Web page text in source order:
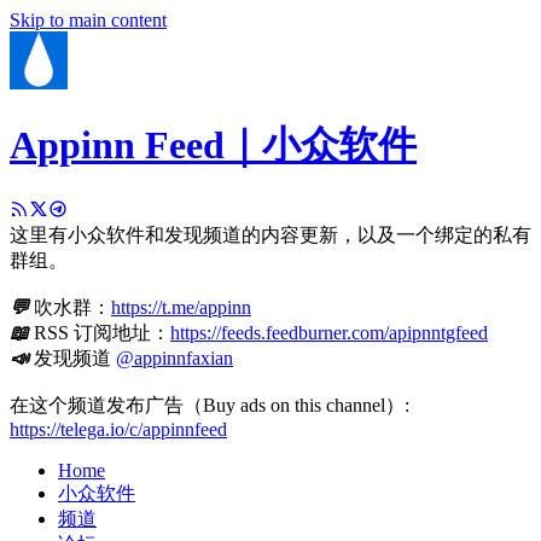
Skip to main content
Appinn Feed｜小众软件
这里有小众软件和发现频道的内容更新，以及一个绑定的私有
群组。
💬吹水群： https://t.me/appinn
📖RSS 订阅地址： https://feeds.feedburner.com/apipnntgfeed
📣发现频道 @appinnfaxian
在这个频道发布广告（Buy ads on this channel）:
https://telega.io/c/appinnfeed
Home
小众软件
频道